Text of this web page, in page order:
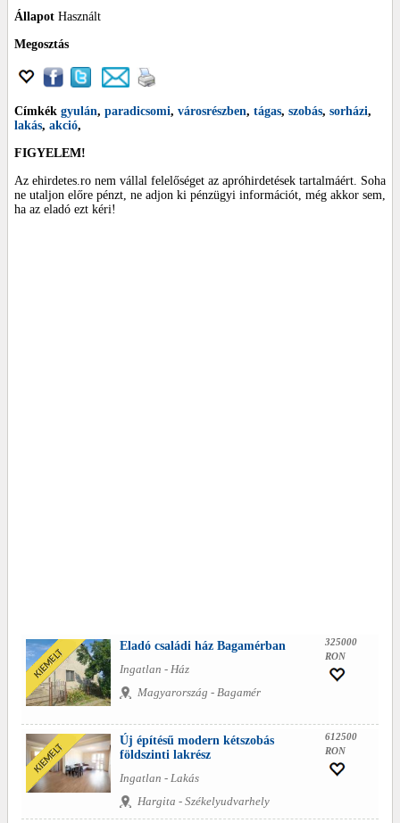
Állapot Használt
Megosztás
Címkék gyulán, paradicsomi, városrészben, tágas, szobás, sorházi,
lakás, akció,
FIGYELEM!
Az ehirdetes.ro nem vállal felelőséget az apróhirdetések tartalmáért. Soha
ne utaljon előre pénzt, ne adjon ki pénzügyi információt, még akkor sem,
ha az eladó ezt kéri!
Eladó családi ház Bagamérban
Ingatlan - Ház
Magyarország - Bagamér
325000
RON
Új építésű modern kétszobás
földszinti lakrész
Ingatlan - Lakás
Hargita - Székelyudvarhely
612500
RON